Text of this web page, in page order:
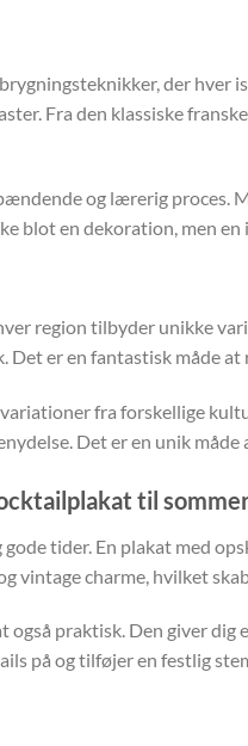
der
Fra den klassiske
og lærerig proces.
blot en dekoration, men
region tilbyder unikke
er en fantastisk måde
fra forskellige
Det er en unik
til
gode tider. En plakat med
vintage charme, hvilket
praktisk. Den giver
på og tilføjer en festlig